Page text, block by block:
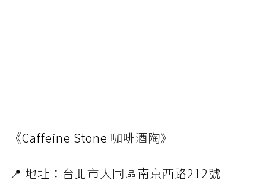
《Caffeine Stone 咖啡酒陶》
📍 地址：台北市大同區南京西路212號